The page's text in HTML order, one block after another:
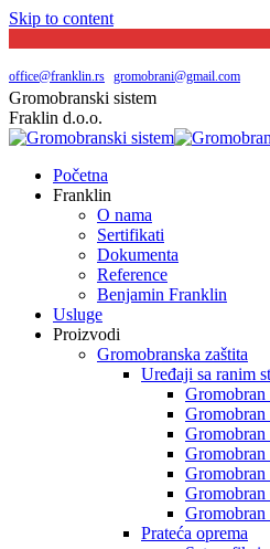
Skip to content
office@franklin.rs gromobrani@gmail.com
Gromobranski sistem
Fraklin d.o.o.
Početna
Franklin
O nama
Sertifikati
Dokumenta
Reference
Benjamin Franklin
Usluge
Proizvodi
Gromobranska zaštita
Uređaji sa ranim
Gromobran
Prateća oprema